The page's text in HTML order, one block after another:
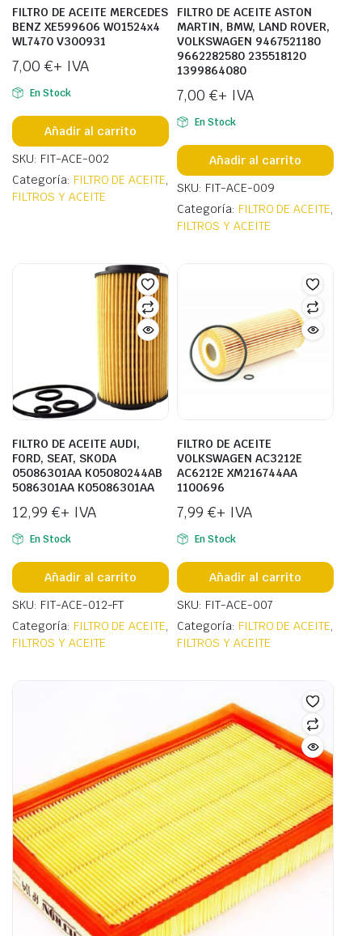
FILTRO DE ACEITE MERCEDES
BENZ XE599606 WO1524x4
WL7470 V300931
7,00 €+ IVA
En Stock
Añadir al carrito
SKU: FIT-ACE-002
Categoría: FILTRO DE ACEITE,
FILTROS Y ACEITE
FILTRO DE ACEITE ASTON
MARTIN, BMW, LAND ROVER,
VOLKSWAGEN 9467521180
9662282580 235518120
1399864080
7,00 €+ IVA
En Stock
Añadir al carrito
SKU: FIT-ACE-009
Categoría: FILTRO DE ACEITE,
FILTROS Y ACEITE
FILTRO DE ACEITE AUDI,
FORD, SEAT, SKODA
05086301AA K05080244AB
5086301AA K05086301AA
12,99 €+ IVA
En Stock
Añadir al carrito
SKU: FIT-ACE-012-FT
Categoría: FILTRO DE ACEITE,
FILTROS Y ACEITE
FILTRO DE ACEITE
VOLKSWAGEN AC3212E
AC6212E XM216744AA
1100696
7,99 €+ IVA
En Stock
Añadir al carrito
SKU: FIT-ACE-007
Categoría: FILTRO DE ACEITE,
FILTROS Y ACEITE